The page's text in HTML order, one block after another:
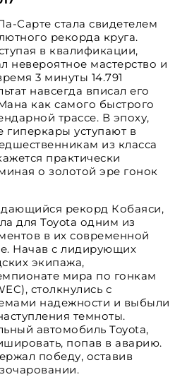
Сарте стала свидетелем
рекорда круга.
в квалификации,
невероятное мастерство и
3 минуты 14.791
навсегда вписал его
как самого быстрого
трассе. В эпоху,
уступают в
из класса
практически
о золотой эре гонок
рекорд Кобаяси,
для Toyota одним из
в их современной
Начав с лидирующих
экипажа,
мира по гонкам
столкнулись с
надежности и выбыли
темноты.
автомобиль Toyota,
попав в аварию.
победу, оставив